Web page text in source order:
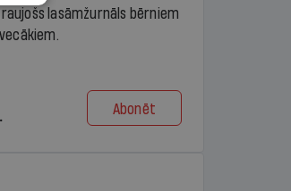
lasāmžurnāls bērniem
Abonēt